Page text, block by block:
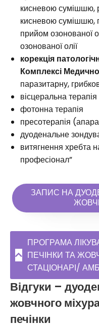
кисневою сумішшю,
кисневою сумішшю,
прийом озонованої
озонованої олії
корекція
Комплексі
паразитарну,
вісцеральна терапія
фотонна терапія
пресотерапія
дуоденальне
витягнення хребта
професіонал”
ЗАПИС НА
ПРОГРАМА
ПЕЧІНКИ ТА
СТАЦІОНАРІ/
Відгуки –
жовчного
печінки